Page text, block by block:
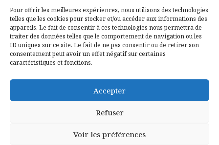
Pour offrir les meilleures expériences, nous utilisons des technologies
telles que les cookies pour stocker et/ou accéder aux informations des
appareils. Le fait de consentir à ces technologies nous permettra de
traiter des données telles que le comportement de navigation ou les
ID uniques sur ce site. Le fait de ne pas consentir ou de retirer son
consentement peut avoir un effet négatif sur certaines
caractéristiques et fonctions.
Accepter
Refuser
Voir les préférences
Mentions légales
Politique de confidentialité